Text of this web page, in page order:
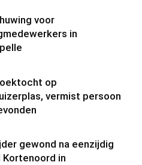
voor
in
op
vermist persoon
gewond na eenzijdig
Kortenoord in